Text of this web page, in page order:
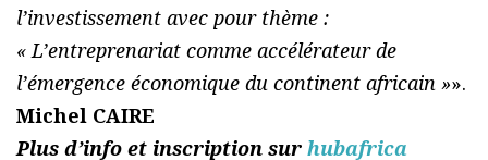
l’investissement avec pour thème :
« L’entreprenariat comme accélérateur de
l’émergence économique du continent africain »».
Michel CAIRE
Plus d’info et inscription sur hubafrica